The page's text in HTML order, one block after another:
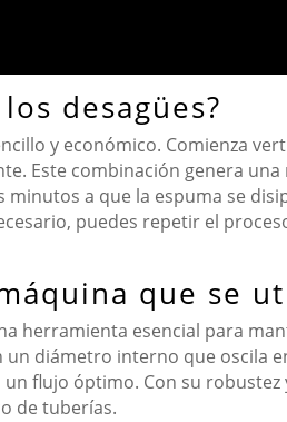
desagües?
y económico. Comienza
Este combinación genera
a que la espuma se
puedes repetir el
que se
herramienta esencial para
diámetro interno que oscila
flujo óptimo. Con su
de tuberías.